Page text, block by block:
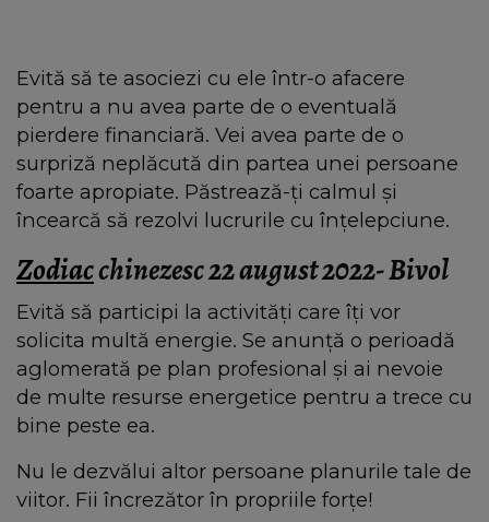
Evită să te asociezi cu ele într-o afacere
pentru a nu avea parte de o eventuală
pierdere financiară. Vei avea parte de o
surpriză neplăcută din partea unei persoane
foarte apropiate. Păstrează-ți calmul și
încearcă să rezolvi lucrurile cu înțelepciune.
Zodiacchinezesc 22 august 2022- Bivol
Evită să participi la activități care îți vor
solicita multă energie. Se anunță o perioadă
aglomerată pe plan profesional și ai nevoie
de multe resurse energetice pentru a trece cu
bine peste ea.
Nu le dezvălui altor persoane planurile tale de
viitor. Fii încrezător în propriile forțe!